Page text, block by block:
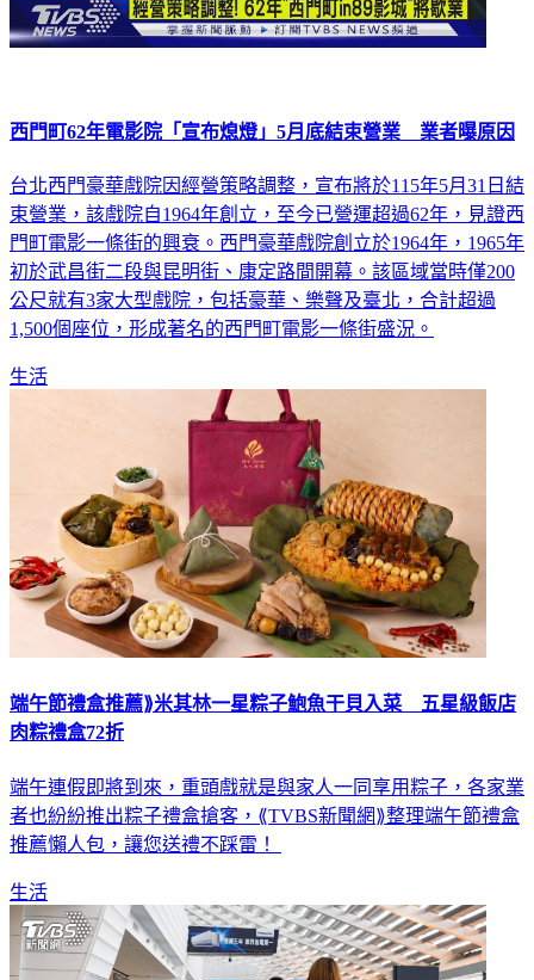
西門町62年電影院「宣布熄燈」5月底結束營業 業者曝原因
台北西門豪華戲院因經營策略調整，宣布將於115年5月31日結
束營業，該戲院自1964年創立，至今已營運超過62年，見證西
門町電影一條街的興衰。西門豪華戲院創立於1964年，1965年
初於武昌街二段與昆明街、康定路間開幕。該區域當時僅200
公尺就有3家大型戲院，包括豪華、樂聲及臺北，合計超過
1,500個座位，形成著名的西門町電影一條街盛況。
生活
端午節禮盒推薦⟫米其林一星粽子鮑魚干貝入菜 五星級飯店
肉粽禮盒72折
端午連假即將到來，重頭戲就是與家人一同享用粽子，各家業
者也紛紛推出粽子禮盒搶客，⟪TVBS新聞網⟫整理端午節禮盒
推薦懶人包，讓您送禮不踩雷！
生活